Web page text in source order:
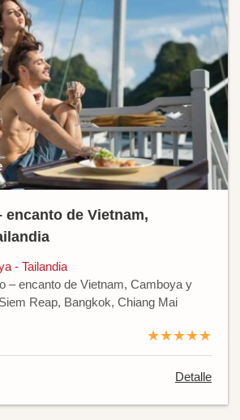
encanto de Vietnam,
- Tailandia
– encanto de Vietnam, Camboya y
Reap, Bangkok, Chiang Mai
★★★★★
Detalle